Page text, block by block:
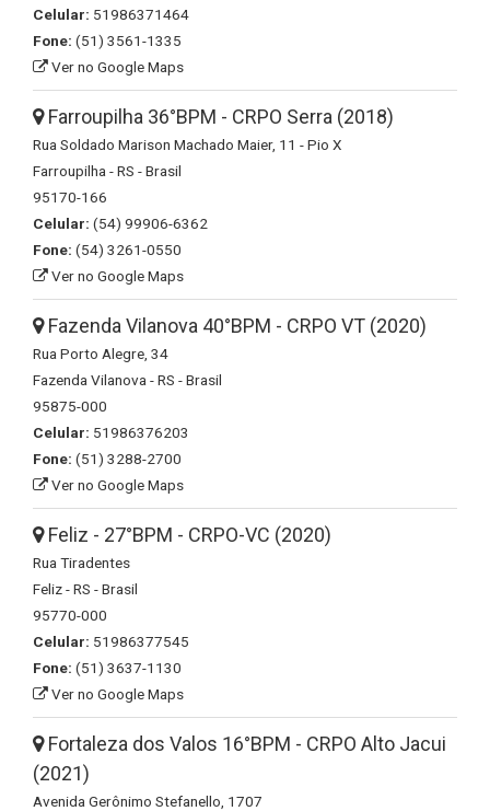
Celular: 51986371464
Fone: (51) 3561-1335
Ver no Google Maps
Farroupilha 36°BPM - CRPO Serra (2018)
Rua Soldado Marison Machado Maier, 11 - Pio X
Farroupilha - RS - Brasil
95170-166
Celular: (54) 99906-6362
Fone: (54) 3261-0550
Ver no Google Maps
Fazenda Vilanova 40°BPM - CRPO VT (2020)
Rua Porto Alegre, 34
Fazenda Vilanova - RS - Brasil
95875-000
Celular: 51986376203
Fone: (51) 3288-2700
Ver no Google Maps
Feliz - 27°BPM - CRPO-VC (2020)
Rua Tiradentes
Feliz - RS - Brasil
95770-000
Celular: 51986377545
Fone: (51) 3637-1130
Ver no Google Maps
Fortaleza dos Valos 16°BPM - CRPO Alto Jacui
(2021)
Avenida Gerônimo Stefanello, 1707